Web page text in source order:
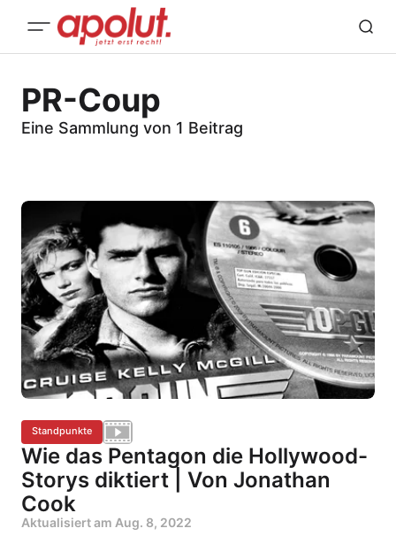
PR-Coup
Eine Sammlung von 1 Beitrag
Standpunkte
Wie das Pentagon die Hollywood-
Storys diktiert | Von Jonathan
Cook
Aktualisiert am Aug. 8, 2022